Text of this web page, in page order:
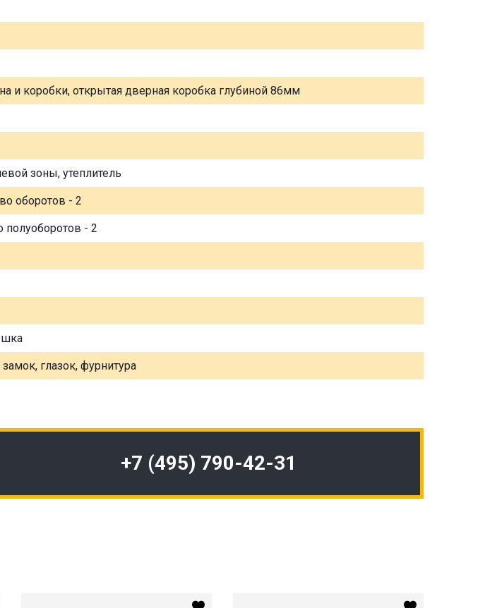
и коробки, открытая дверная коробка глубиной 86мм
зоны, утеплитель
оборотов - 2
полуоборотов - 2
глазок, фурнитура
+7 (495) 790-42-31